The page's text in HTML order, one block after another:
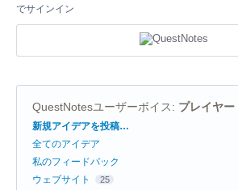
でサインイン
QuestNotesユーザーボイス: プレイヤー
カ
テ
ゴ
新規アイデアを投稿…
全てのアイデア
私のフィードバック
ウェブサイト
25